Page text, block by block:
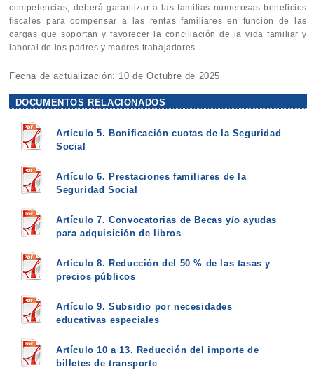
competencias, deberá garantizar a las familias numerosas beneficios
fiscales para compensar a las rentas familiares en función de las
cargas que soportan y favorecer la conciliación de la vida familiar y
laboral de los padres y madres trabajadores.
Fecha de actualización: 10 de Octubre de 2025
DOCUMENTOS RELACIONADOS
Artículo 5. Bonificación cuotas de la Seguridad
Social
Artículo 6. Prestaciones familiares de la
Seguridad Social
Artículo 7. Convocatorias de Becas y/o ayudas
para adquisición de libros
Artículo 8. Reducción del 50 % de las tasas y
precios públicos
Artículo 9. Subsidio por necesidades
educativas especiales
Artículo 10 a 13. Reducción del importe de
billetes de transporte